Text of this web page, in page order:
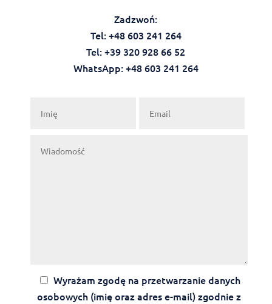
Zadzwoń:
Tel: +48 603 241 264
Tel: +39 320 928 66 52
WhatsApp: +48 603 241 264‬‬
Wyrażam zgodę na przetwarzanie danych
osobowych (imię oraz adres e-mail) zgodnie z